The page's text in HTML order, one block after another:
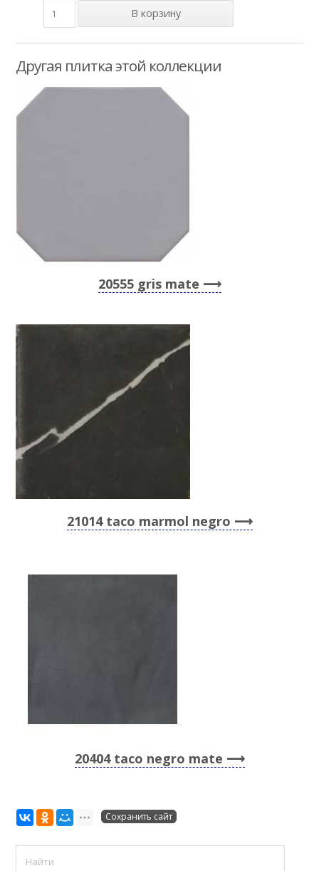
Другая плитка этой коллекции
20555 gris mate
21014 taco marmol negro
20404 taco negro mate
Сохранить сайт